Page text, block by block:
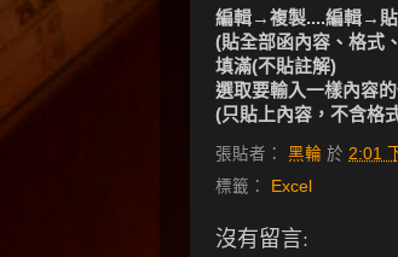
編輯→複製....編輯→
(貼全部函內容、格式
填滿(不貼註解)
選取要輸入一樣內容
(只貼上內容，不含格
張貼者： 黑輪 於 2:01
標籤：
Excel
沒有留言: